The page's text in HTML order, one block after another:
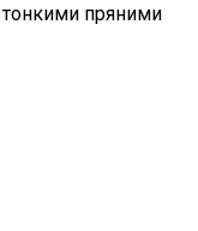
тонкими пряними